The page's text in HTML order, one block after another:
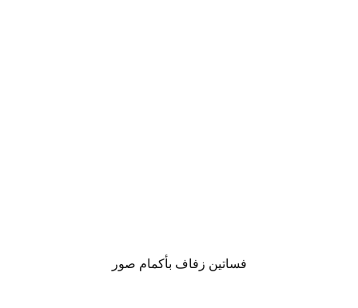
فساتين زفاف بأكمام صور